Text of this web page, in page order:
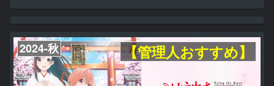
リーの活躍を愛 でたい地図子はモヤモヤを募らせていく・・・。
2024-秋 【管理人おすすめ】